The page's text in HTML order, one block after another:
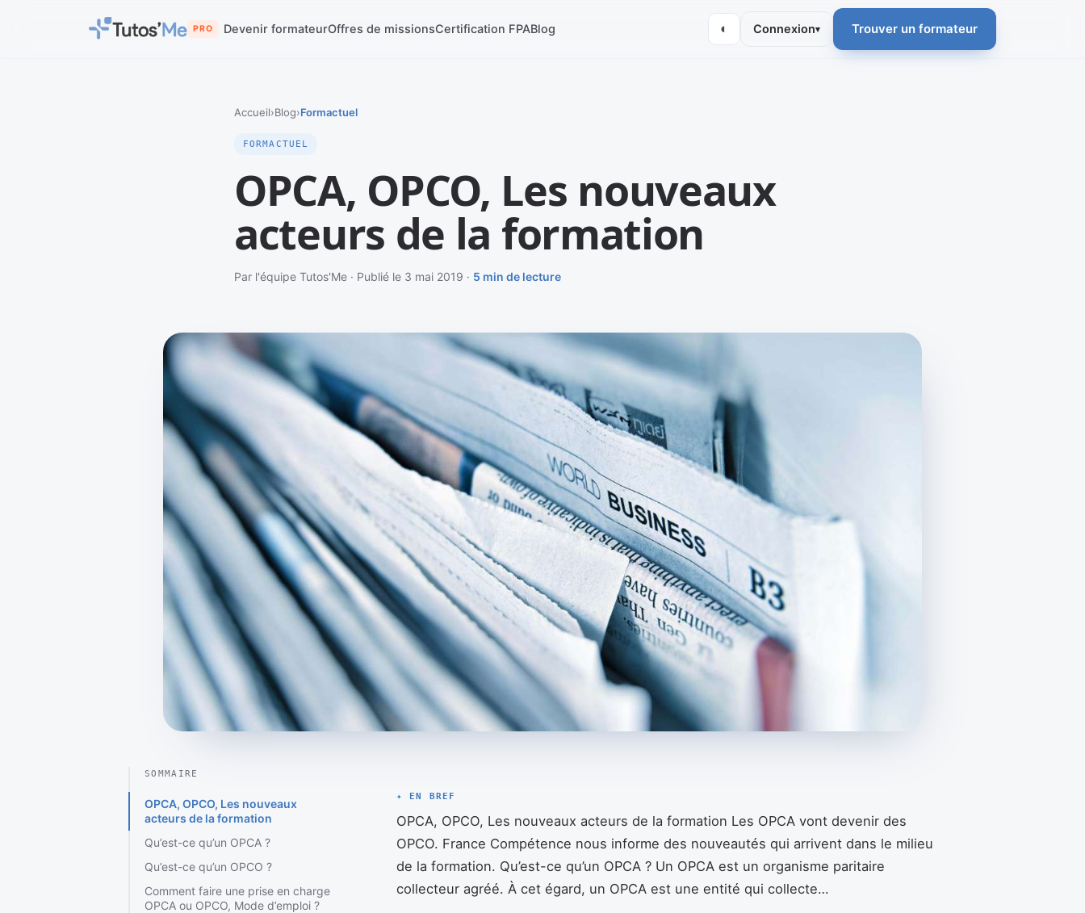
PRO Devenir formateurOffres de missionsCertification FPABlog ◐ Connexion▾ Trouver un formateur
Accueil›Blog›Formactuel
FORMACTUEL
OPCA, OPCO, Les nouveaux
acteurs de la formation
Par l'équipe Tutos'Me · Publié le 3 mai 2019 · 5 min de lecture
SOMMAIRE
OPCA, OPCO, Les nouveaux
acteurs de la formation
Qu’est-ce qu’un OPCA ?
Qu’est-ce qu’un OPCO ?
Comment faire une prise en charge
OPCA ou OPCO, Mode d’emploi ?
✦ EN BREF
OPCA, OPCO, Les nouveaux acteurs de la formation Les OPCA vont devenir des
OPCO. France Compétence nous informe des nouveautés qui arrivent dans le milieu
de la formation. Qu’est-ce qu’un OPCA ? Un OPCA est un organisme paritaire
collecteur agréé. À cet égard, un OPCA est une entité qui collecte…